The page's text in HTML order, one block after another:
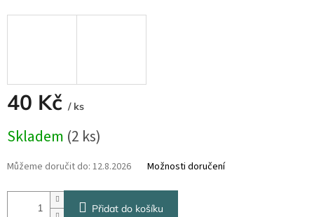
40 Kč / ks
cena:
Skladem (2 ks)
Můžeme doručit do: 12.8.2026 Možnosti doručení
Přidat do košíku